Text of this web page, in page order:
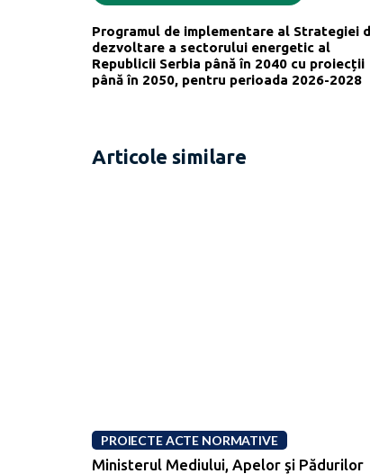
Programul de implementare al Strategiei
dezvoltare a sectorului energetic al
Republicii Serbia până în 2040 cu proiecții
până în 2050, pentru perioada 2026-2028
Articole similare
PROIECTE ACTE NORMATIVE
Ministerul Mediului, Apelor şi Pădurilor